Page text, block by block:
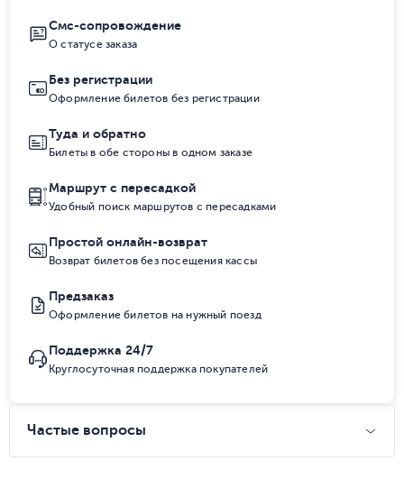
Смс-сопровождение
О статусе заказа
Без регистрации
Оформление билетов без регистрации
Туда и обратно
Билеты в обе стороны в одном заказе
Маршрут с пересадкой
Удобный поиск маршрутов с пересадками
Простой онлайн-возврат
Возврат билетов без посещения кассы
Предзаказ
Оформление билетов на нужный поезд
Поддержка 24/7
Круглосуточная поддержка покупателей
Частые вопросы